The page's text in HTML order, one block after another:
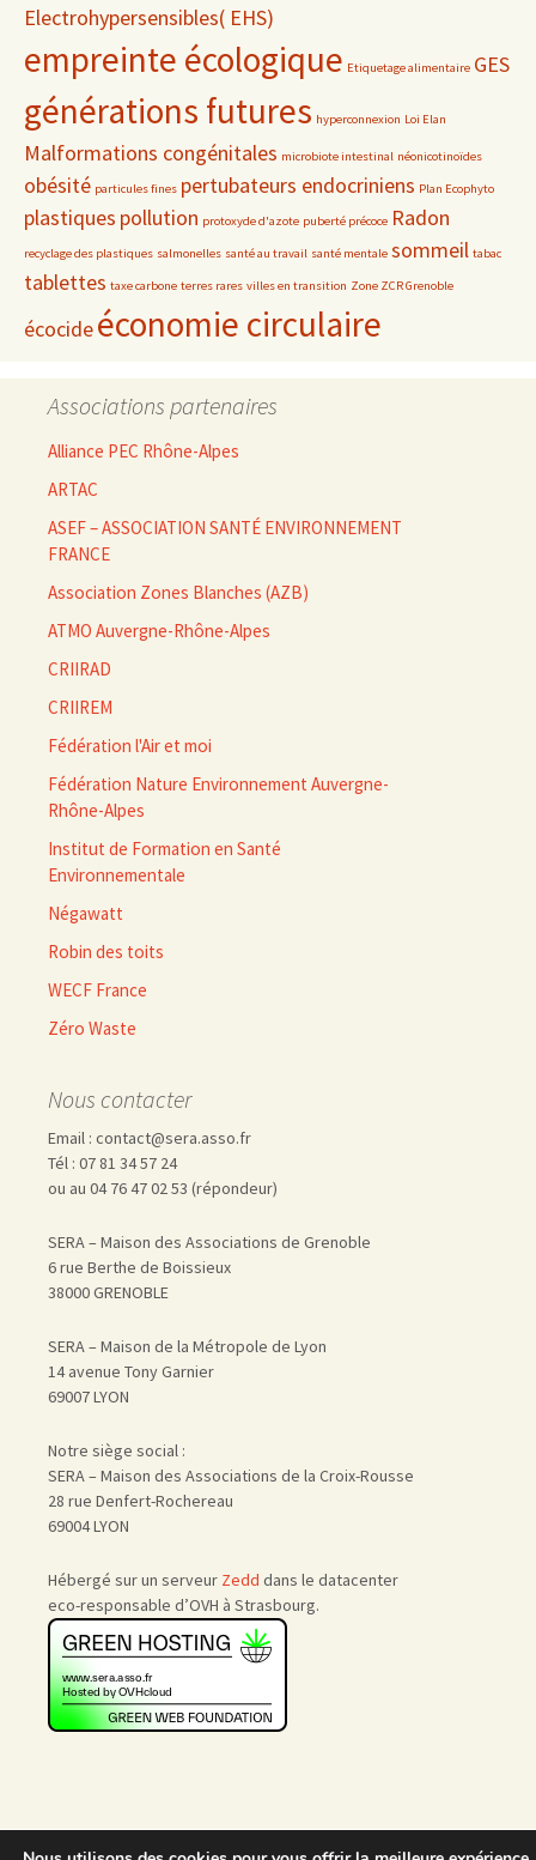
Electrohypersensibles( EHS)
empreinte écologique Etiquetage alimentaire GES
générations futures hyperconnexion Loi Elan
Malformations congénitales microbiote intestinal néonicotinoïdes
obésité particules fines pertubateurs endocriniens Plan Ecophyto
plastiques pollution protoxyde d'azote puberté précoce Radon
recyclage des plastiques salmonelles santé au travail santé mentale sommeil tabac
tablettes taxe carbone terres rares villes en transition Zone ZCR Grenoble
écocideéconomie circulaire
Associations partenaires
Alliance PEC Rhône-Alpes
ARTAC
ASEF – ASSOCIATION SANTÉ ENVIRONNEMENT
FRANCE
Association Zones Blanches (AZB)
ATMO Auvergne-Rhône-Alpes
CRIIRAD
CRIIREM
Fédération l'Air et moi
Fédération Nature Environnement Auvergne-
Rhône-Alpes
Institut de Formation en Santé
Environnementale
Négawatt
Robin des toits
WECF France
Zéro Waste
Nous contacter
Email : contact@sera.asso.fr
Tél : 07 81 34 57 24
ou au 04 76 47 02 53 (répondeur)
SERA – Maison des Associations de Grenoble
6 rue Berthe de Boissieux
38000 GRENOBLE
SERA – Maison de la Métropole de Lyon
14 avenue Tony Garnier
69007 LYON
Notre siège social :
SERA – Maison des Associations de la Croix-Rousse
28 rue Denfert-Rochereau
69004 LYON
Hébergé sur un serveur Zedd dans le datacenter
eco-responsable d’OVH à Strasbourg.